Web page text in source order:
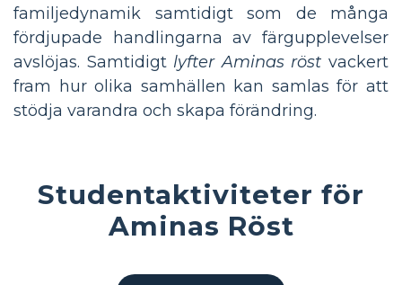
familjedynamik samtidigt som de många
fördjupade handlingarna av färgupplevelser
avslöjas. Samtidigt lyfter Aminas röst vackert
fram hur olika samhällen kan samlas för att
stödja varandra och skapa förändring.
Studentaktiviteter för
Aminas Röst